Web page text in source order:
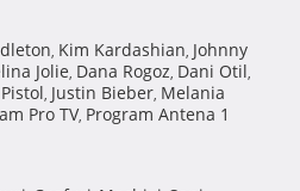
, Kim Kardashian, Johnny
Jolie, Dana Rogoz, Dani Otil,
, Justin Bieber, Melania
Pro TV, Program Antena 1